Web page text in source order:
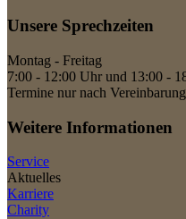
Unsere Sprechzeiten
Montag - Freitag
7:00 - 12:00 Uhr und 13:00 -
Termine nur nach Vereinbarung
Weitere Informationen
Service
Aktuelles
Karriere
Charity